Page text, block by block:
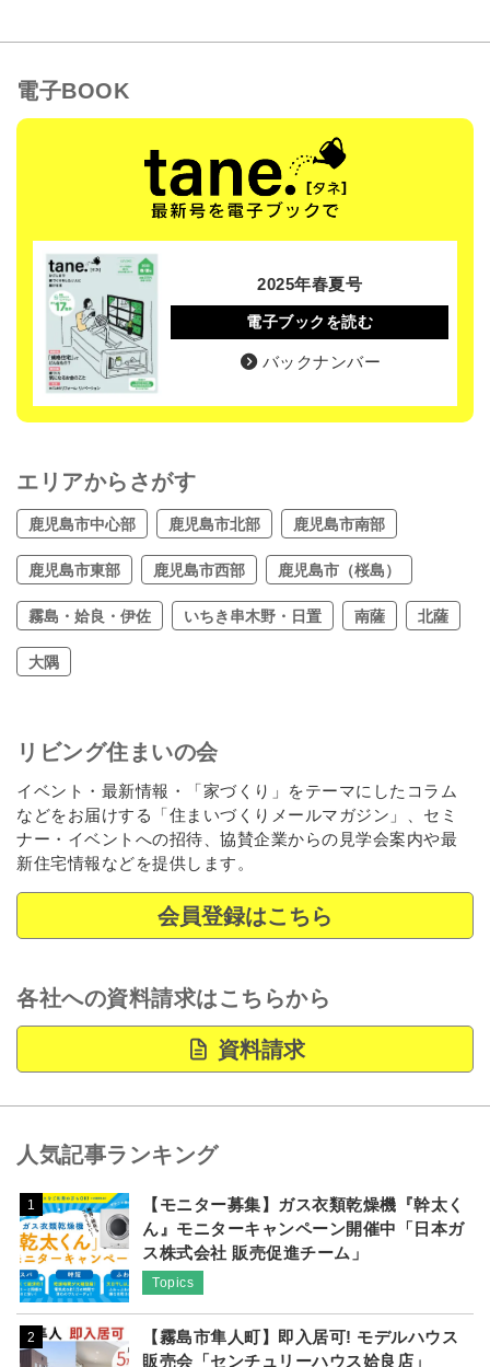
電子BOOK
2025年春夏号
電子ブックを読む
バックナンバー
エリアからさがす
鹿児島市中心部 鹿児島市北部 鹿児島市南部
鹿児島市東部 鹿児島市西部 鹿児島市（桜島）
霧島・姶良・伊佐 いちき串木野・日置 南薩 北薩
大隅
リビング住まいの会
イベント・最新情報・「家づくり」をテーマにしたコラム
などをお届けする「住まいづくりメールマガジン」、セミ
ナー・イベントへの招待、協賛企業からの見学会案内や最
新住宅情報などを提供します。
会員登録はこちら
各社への資料請求はこちらから
資料請求
人気記事ランキング
1
【モニター募集】ガス衣類乾燥機『幹太く
ん』モニターキャンペーン開催中「日本ガ
ス株式会社 販売促進チーム」
Topics
2
【霧島市隼人町】即入居可! モデルハウス
販売会「センチュリーハウス姶良店」